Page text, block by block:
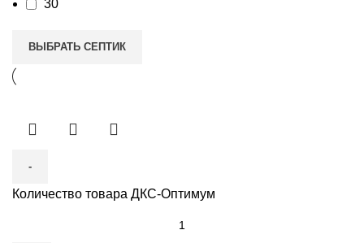
30
ВЫБРАТЬ СЕПТИК
Количество товара ДКС-Оптимум